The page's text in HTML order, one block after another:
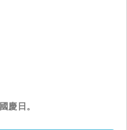
國慶日。